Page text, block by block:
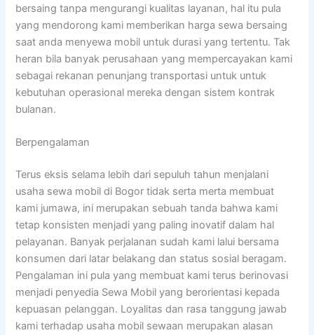
bersaing tanpa mengurangi kualitas layanan, hal itu pula
yang mendorong kami memberikan harga sewa bersaing
saat anda menyewa mobil untuk durasi yang tertentu. Tak
heran bila banyak perusahaan yang mempercayakan kami
sebagai rekanan penunjang transportasi untuk untuk
kebutuhan operasional mereka dengan sistem kontrak
bulanan.
Berpengalaman
Terus eksis selama lebih dari sepuluh tahun menjalani
usaha sewa mobil di Bogor tidak serta merta membuat
kami jumawa, ini merupakan sebuah tanda bahwa kami
tetap konsisten menjadi yang paling inovatif dalam hal
pelayanan. Banyak perjalanan sudah kami lalui bersama
konsumen dari latar belakang dan status sosial beragam.
Pengalaman ini pula yang membuat kami terus berinovasi
menjadi penyedia Sewa Mobil yang berorientasi kepada
kepuasan pelanggan. Loyalitas dan rasa tanggung jawab
kami terhadap usaha mobil sewaan merupakan alasan